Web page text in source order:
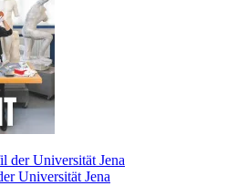
der Universität Jena
Universität Jena